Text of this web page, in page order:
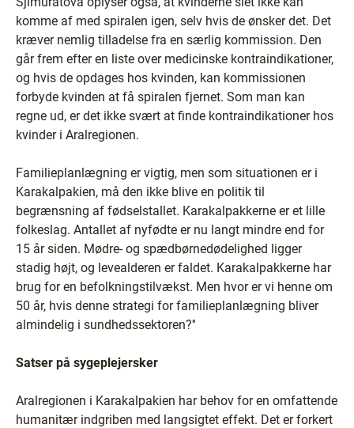
komme af med spiralen igen, selv hvis de ønsker det. Det
kræver nemlig tilladelse fra en særlig kommission. Den
går frem efter en liste over medicinske kontraindikationer,
og hvis de opdages hos kvinden, kan kommissionen
forbyde kvinden at få spiralen fjernet. Som man kan
regne ud, er det ikke svært at finde kontraindikationer hos
kvinder i Aralregionen.
Familieplanlægning er vigtig, men som situationen er i
Karakalpakien, må den ikke blive en politik til
begrænsning af fødselstallet. Karakalpakkerne er et lille
folkeslag. Antallet af nyfødte er nu langt mindre end for
15 år siden. Mødre- og spædbørnedødelighed ligger
stadig højt, og levealderen er faldet. Karakalpakkerne har
brug for en befolkningstilvækst. Men hvor er vi henne om
50 år, hvis denne strategi for familieplanlægning bliver
almindelig i sundhedssektoren?''
Satser på sygeplejersker
Aralregionen i Karakalpakien har behov for en omfattende
humanitær indgriben med langsigtet effekt. Det er forkert